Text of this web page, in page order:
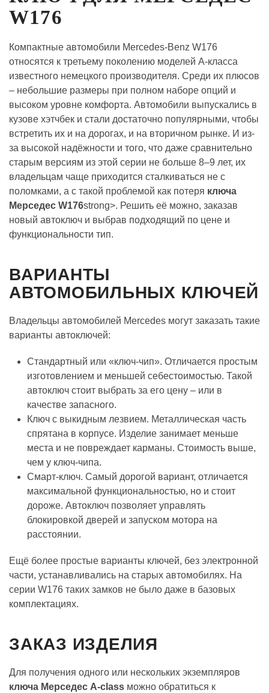
W176
Компактные автомобили Mercedes-Benz W176
относятся к третьему поколению моделей A-класса
известного немецкого производителя. Среди их плюсов
– небольшие размеры при полном наборе опций и
высоком уровне комфорта. Автомобили выпускались в
кузове хэтчбек и стали достаточно популярными, чтобы
встретить их и на дорогах, и на вторичном рынке. И из-
за высокой надёжности и того, что даже сравнительно
старым версиям из этой серии не больше 8–9 лет, их
владельцам чаще приходится сталкиваться не с
поломками, а с такой проблемой как потеря ключа
Мерседес W176strong>. Решить её можно, заказав
новый автоключ и выбрав подходящий по цене и
функциональности тип.
ВАРИАНТЫ
АВТОМОБИЛЬНЫХ КЛЮЧЕЙ
Владельцы автомобилей Mercedes могут заказать такие
варианты автоключей:
Стандартный или «ключ-чип». Отличается простым
изготовлением и меньшей себестоимостью. Такой
автоключ стоит выбрать за его цену – или в
качестве запасного.
Ключ с выкидным лезвием. Металлическая часть
спрятана в корпусе. Изделие занимает меньше
места и не повреждает карманы. Стоимость выше,
чем у ключ-чипа.
Смарт-ключ. Самый дорогой вариант, отличается
максимальной функциональностью, но и стоит
дороже. Автоключ позволяет управлять
блокировкой дверей и запуском мотора на
расстоянии.
Ещё более простые варианты ключей, без электронной
части, устанавливались на старых автомобилях. На
серии W176 таких замков не было даже в базовых
комплектациях.
ЗАКАЗ ИЗДЕЛИЯ
Для получения одного или нескольких экземпляров
ключа Мерседес A-class можно обратиться к